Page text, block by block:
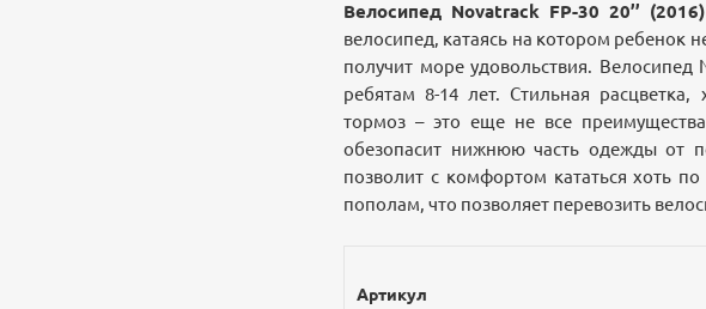
Велосипед Novatrack FP-30 20’’ (2016)
велосипед, катаясь на котором ребенок
получит море удовольствия. Велосипед
ребятам 8-14 лет. Стильная
тормоз – это еще не все
обезопасит нижнюю часть одежды от
позволит с комфортом кататься хоть
пополам, что позволяет перевозить
Артикул